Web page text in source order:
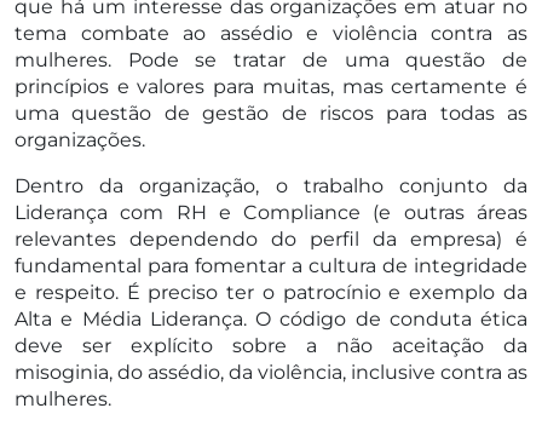
que há um interesse das organizações em atuar no
tema combate ao assédio e violência contra as
mulheres. Pode se tratar de uma questão de
princípios e valores para muitas, mas certamente é
uma questão de gestão de riscos para todas as
organizações.
Dentro da organização, o trabalho conjunto da
Liderança com RH e Compliance (e outras áreas
relevantes dependendo do perfil da empresa) é
fundamental para fomentar a cultura de integridade
e respeito. É preciso ter o patrocínio e exemplo da
Alta e Média Liderança. O código de conduta ética
deve ser explícito sobre a não aceitação da
misoginia, do assédio, da violência, inclusive contra as
mulheres.